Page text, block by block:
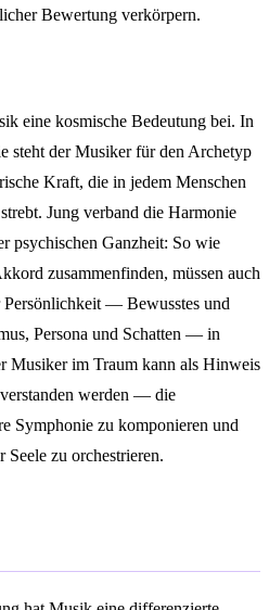
Bewertung verkörpern.
eine kosmische Bedeutung bei. In
steht der Musiker für den Archetyp
Kraft, die in jedem Menschen
Jung verband die Harmonie
psychischen Ganzheit: So wie
zusammenfinden, müssen auch
Persönlichkeit — Bewusstes und
Persona und Schatten — in
Musiker im Traum kann als Hinweis
werden — die
Symphonie zu komponieren und
Seele zu orchestrieren.